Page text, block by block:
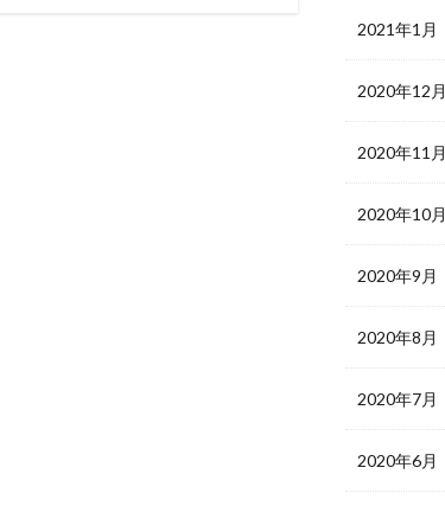
2021年1月
2020年12月
2020年11月
2020年10月
2020年9月
2020年8月
2020年7月
2020年6月